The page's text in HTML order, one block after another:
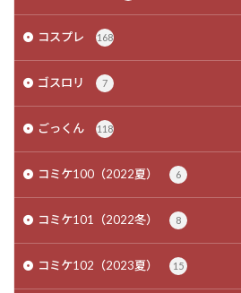
コスプレ 168
ゴスロリ 7
ごっくん 118
コミケ100（2022夏） 6
コミケ101（2022冬） 8
コミケ102（2023夏） 15